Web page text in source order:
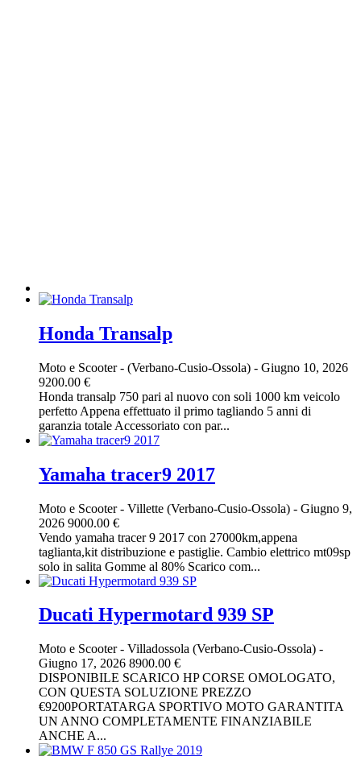
Honda Transalp
Moto e Scooter- (Verbano-Cusio-Ossola) - Giugno 10, 2026
9200.00 €
Honda transalp 750 pari al nuovo con soli 1000 km veicolo
perfetto Appena effettuato il primo tagliando 5 anni di
garanzia totale Accessoriato con par...
Yamaha tracer9 2017
Moto e Scooter- Villette (Verbano-Cusio-Ossola) - Giugno 9,
2026 9000.00 €
Vendo yamaha tracer 9 2017 con 27000km,appena
taglianta,kit distribuzione e pastiglie. Cambio elettrico mt09sp
solo in salita Gomme al 80% Scarico com...
Ducati Hypermotard 939 SP
Moto e Scooter- Villadossola (Verbano-Cusio-Ossola) -
Giugno 17, 2026 8900.00 €
DISPONIBILE SCARICO HP CORSE OMOLOGATO,
CON QUESTA SOLUZIONE PREZZO
€9200PORTATARGA SPORTIVO MOTO GARANTITA
UN ANNO COMPLETAMENTE FINANZIABILE
ANCHE A...